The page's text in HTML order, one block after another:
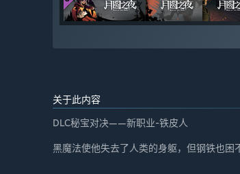
关于此内容
DLC秘宝对决——新职业-铁皮人
黑魔法使他失去了人类的身躯，但钢铁也困